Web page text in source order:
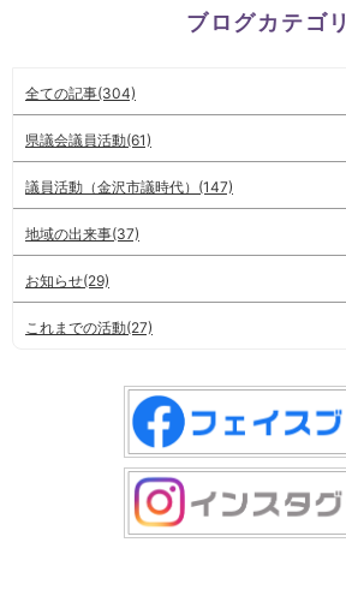
ブログカテゴリ
全ての記事(304)
県議会議員活動(61)
議員活動（金沢市議時代）(147)
地域の出来事(37)
お知らせ(29)
これまでの活動(27)